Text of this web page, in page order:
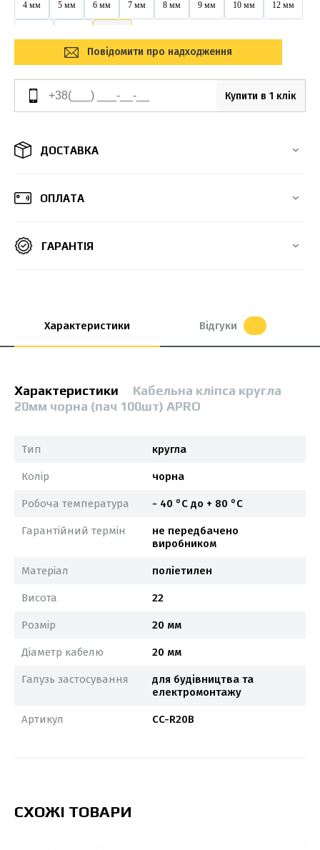
4 мм 5 мм 6 мм 7 мм 8 мм 9 мм 10 мм 12 мм
Повідомити про надходження
Купити в 1 клік
ДОСТАВКА
ОПЛАТА
ГАРАНТІЯ
Характеристики Відгуки
Характеристики
Кабельна клiпса кругла
20мм чорна (пач 100шт) APRO
Тип кругла
Колір чорна
Робоча температура - 40 °С до + 80 °С
Гарантійний термін
не передбачено
виробником
Матеріал поліетилен
Висота 22
Розмір 20 мм
Діаметр кабелю 20 мм
Галузь застосування
для будівництва та
електромонтажу
Артикул CC-R20B
СХОЖІ ТОВАРИ